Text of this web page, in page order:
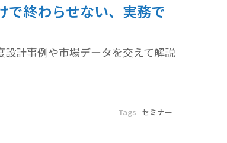
で終わらせない、実務で
計事例や市場データを交えて解説
Tags セミナー